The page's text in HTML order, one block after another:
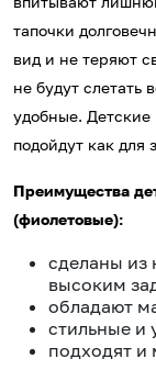
тапочки
вид и не теряют
не будут слетать
удобные. Детские
подойдут как для
Преимущества
(фиолетовые):
сделаны из
высоким
обладают
стильные и
подходят и